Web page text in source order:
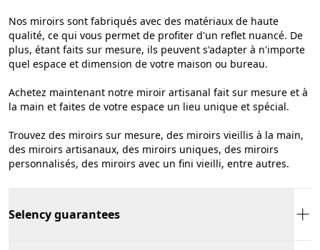
Nos miroirs sont fabriqués avec des matériaux de haute
qualité, ce qui vous permet de profiter d'un reflet nuancé. De
plus, étant faits sur mesure, ils peuvent s'adapter à n'importe
quel espace et dimension de votre maison ou bureau.
Achetez maintenant notre miroir artisanal fait sur mesure et à
la main et faites de votre espace un lieu unique et spécial.
Trouvez des miroirs sur mesure, des miroirs vieillis à la main,
des miroirs artisanaux, des miroirs uniques, des miroirs
personnalisés, des miroirs avec un fini vieilli, entre autres.
Selency guarantees